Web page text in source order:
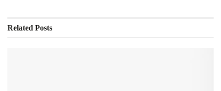
Related Posts